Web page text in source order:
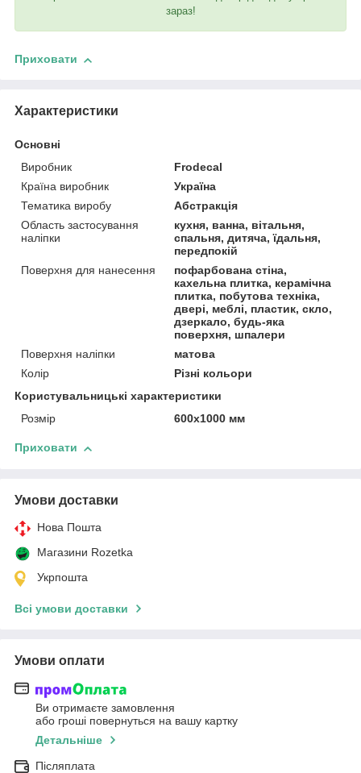
зараз!
Приховати
Характеристики
Основні
Виробник
Frodecal
Країна виробник
Україна
Тематика виробу
Абстракція
Область застосування
наліпки
кухня, ванна, вітальня,
спальня, дитяча, їдальня,
передпокій
Поверхня для нанесення
пофарбована стіна,
кахельна плитка, керамічна
плитка, побутова техніка,
двері, меблі, пластик, скло,
дзеркало, будь-яка
поверхня, шпалери
Поверхня наліпки
матова
Колір
Різні кольори
Користувальницькі характеристики
Розмір
600х1000 мм
Приховати
Умови доставки
Нова Пошта
Магазини Rozetka
Укрпошта
Всі умови доставки
Умови оплати
Ви отримаєте замовлення
або гроші повернуться на вашу картку
Детальніше
Післяплата